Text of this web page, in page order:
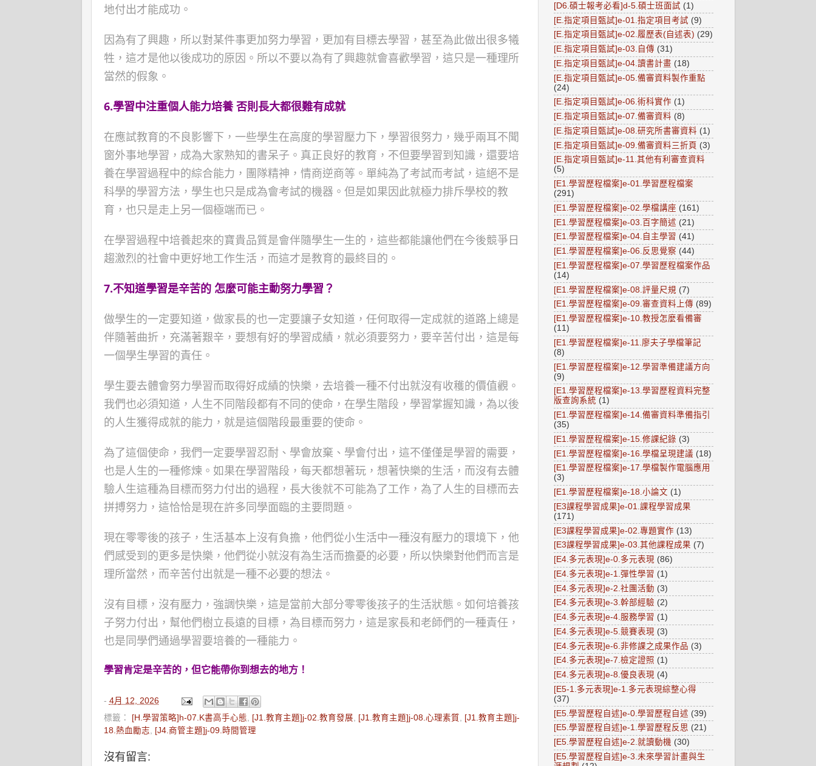
地付出才能成功。
因為有了興趣，所以對某件事更加努力學習，更加有目標去學習，甚至為此做出很多犧
牲，這才是他以後成功的原因。所以不要以為有了興趣就會喜歡學習，這只是一種理所
當然的假象。
6.學習中注重個人能力培養否則長大都很難有成就
在應試教育的不良影響下，一些學生在高度的學習壓力下，學習很努力，幾乎兩耳不聞
窗外事地學習，成為大家熟知的書呆子。真正良好的教育，不但要學習到知識，還要培
養在學習過程中的綜合能力，團隊精神，情商逆商等。單純為了考試而考試，這絕不是
科學的學習方法，學生也只是成為會考試的機器。但是如果因此就極力排斥學校的教
育，也只是走上另一個極端而已。
在學習過程中培養起來的寶貴品質是會伴隨學生一生的，這些都能讓他們在今後競爭日
趨激烈的社會中更好地工作生活，而這才是教育的最終目的。
7.不知道學習是辛苦的 怎麼可能主動努力學習？
做學生的一定要知道，做家長的也一定要讓子女知道，任何取得一定成就的道路上總是
伴隨著曲折，充滿著艱辛，要想有好的學習成績，就必須要努力，要辛苦付出，這是每
一個學生學習的責任。
學生要去體會努力學習而取得好成績的快樂，去培養一種不付出就沒有收穫的價值觀。
我們也必須知道，人生不同階段都有不同的使命，在學生階段，學習掌握知識，為以後
的人生獲得成就的能力，就是這個階段最重要的使命。
為了這個使命，我們一定要學習忍耐、學會放棄、學會付出，這不僅僅是學習的需要，
也是人生的一種修煉。如果在學習階段，每天都想著玩，想著快樂的生活，而沒有去體
驗人生這種為目標而努力付出的過程，長大後就不可能為了工作，為了人生的目標而去
拼搏努力，這恰恰是現在許多同學面臨的主要問題。
現在零零後的孩子，生活基本上沒有負擔，他們從小生活中一種沒有壓力的環境下，他
們感受到的更多是快樂，他們從小就沒有為生活而擔憂的必要，所以快樂對他們而言是
理所當然，而辛苦付出就是一種不必要的想法。
沒有目標，沒有壓力，強調快樂，這是當前大部分零零後孩子的生活狀態。如何培養孩
子努力付出，幫他們樹立長遠的目標，為目標而努力，這是家長和老師們的一種責任，
也是同學們通過學習要培養的一種能力。
學習肯定是辛苦的，但它能帶你到想去的地方！
- 4月 12, 2026
標籤：
[H.學習策略]h-07.K書高手心態, [J1.教育主題]j-02.教育發展, [J1.教育主題]j-08.心理素質, [J1.教育主題]j-
18.熱血勵志, [J4.商管主題]j-09.時間管理
沒有留言:
[D6.碩士報考必看]d-5.碩士班面試 (1)
[E.指定項目甄試]e-01.指定項目考試 (9)
[E.指定項目甄試]e-02.履歷表(自述表) (29)
[E.指定項目甄試]e-03.自傳 (31)
[E.指定項目甄試]e-04.讀書計畫 (18)
[E.指定項目甄試]e-05.備審資料製作重點
(24)
[E.指定項目甄試]e-06.術科實作 (1)
[E.指定項目甄試]e-07.備審資料 (8)
[E.指定項目甄試]e-08.研究所書審資料 (1)
[E.指定項目甄試]e-09.備審資料三折頁 (3)
[E.指定項目甄試]e-11.其他有利審查資料
(5)
[E1.學習歷程檔案]e-01.學習歷程檔案
(291)
[E1.學習歷程檔案]e-02.學檔講座 (161)
[E1.學習歷程檔案]e-03.百字簡述 (21)
[E1.學習歷程檔案]e-04.自主學習 (41)
[E1.學習歷程檔案]e-06.反思覺察 (44)
[E1.學習歷程檔案]e-07.學習歷程檔案作品
(14)
[E1.學習歷程檔案]e-08.評量尺規 (7)
[E1.學習歷程檔案]e-09.審查資料上傳 (89)
[E1.學習歷程檔案]e-10.教授怎麼看備審
(11)
[E1.學習歷程檔案]e-11.廖夫子學檔筆記
(8)
[E1.學習歷程檔案]e-12.學習準備建議方向
(9)
[E1.學習歷程檔案]e-13.學習歷程資料完整
版查詢系統 (1)
[E1.學習歷程檔案]e-14.備審資料準備指引
(35)
[E1.學習歷程檔案]e-15.修課紀錄 (3)
[E1.學習歷程檔案]e-16.學檔呈現建議 (18)
[E1.學習歷程檔案]e-17.學檔製作電腦應用
(3)
[E1.學習歷程檔案]e-18.小論文 (1)
[E3課程學習成果]e-01.課程學習成果
(171)
[E3課程學習成果]e-02.專題實作 (13)
[E3課程學習成果]e-03.其他課程成果 (7)
[E4.多元表現]e-0.多元表現 (86)
[E4.多元表現]e-1.彈性學習 (1)
[E4.多元表現]e-2.社團活動 (3)
[E4.多元表現]e-3.幹部經驗 (2)
[E4.多元表現]e-4.服務學習 (1)
[E4.多元表現]e-5.競賽表現 (3)
[E4.多元表現]e-6.非修課之成果作品 (3)
[E4.多元表現]e-7.檢定證照 (1)
[E4.多元表現]e-8.優良表現 (4)
[E5-1.多元表現]e-1.多元表現綜整心得
(37)
[E5.學習歷程自述]e-0.學習歷程自述 (39)
[E5.學習歷程自述]e-1.學習歷程反思 (21)
[E5.學習歷程自述]e-2.就讀動機 (30)
[E5.學習歷程自述]e-3.未來學習計畫與生